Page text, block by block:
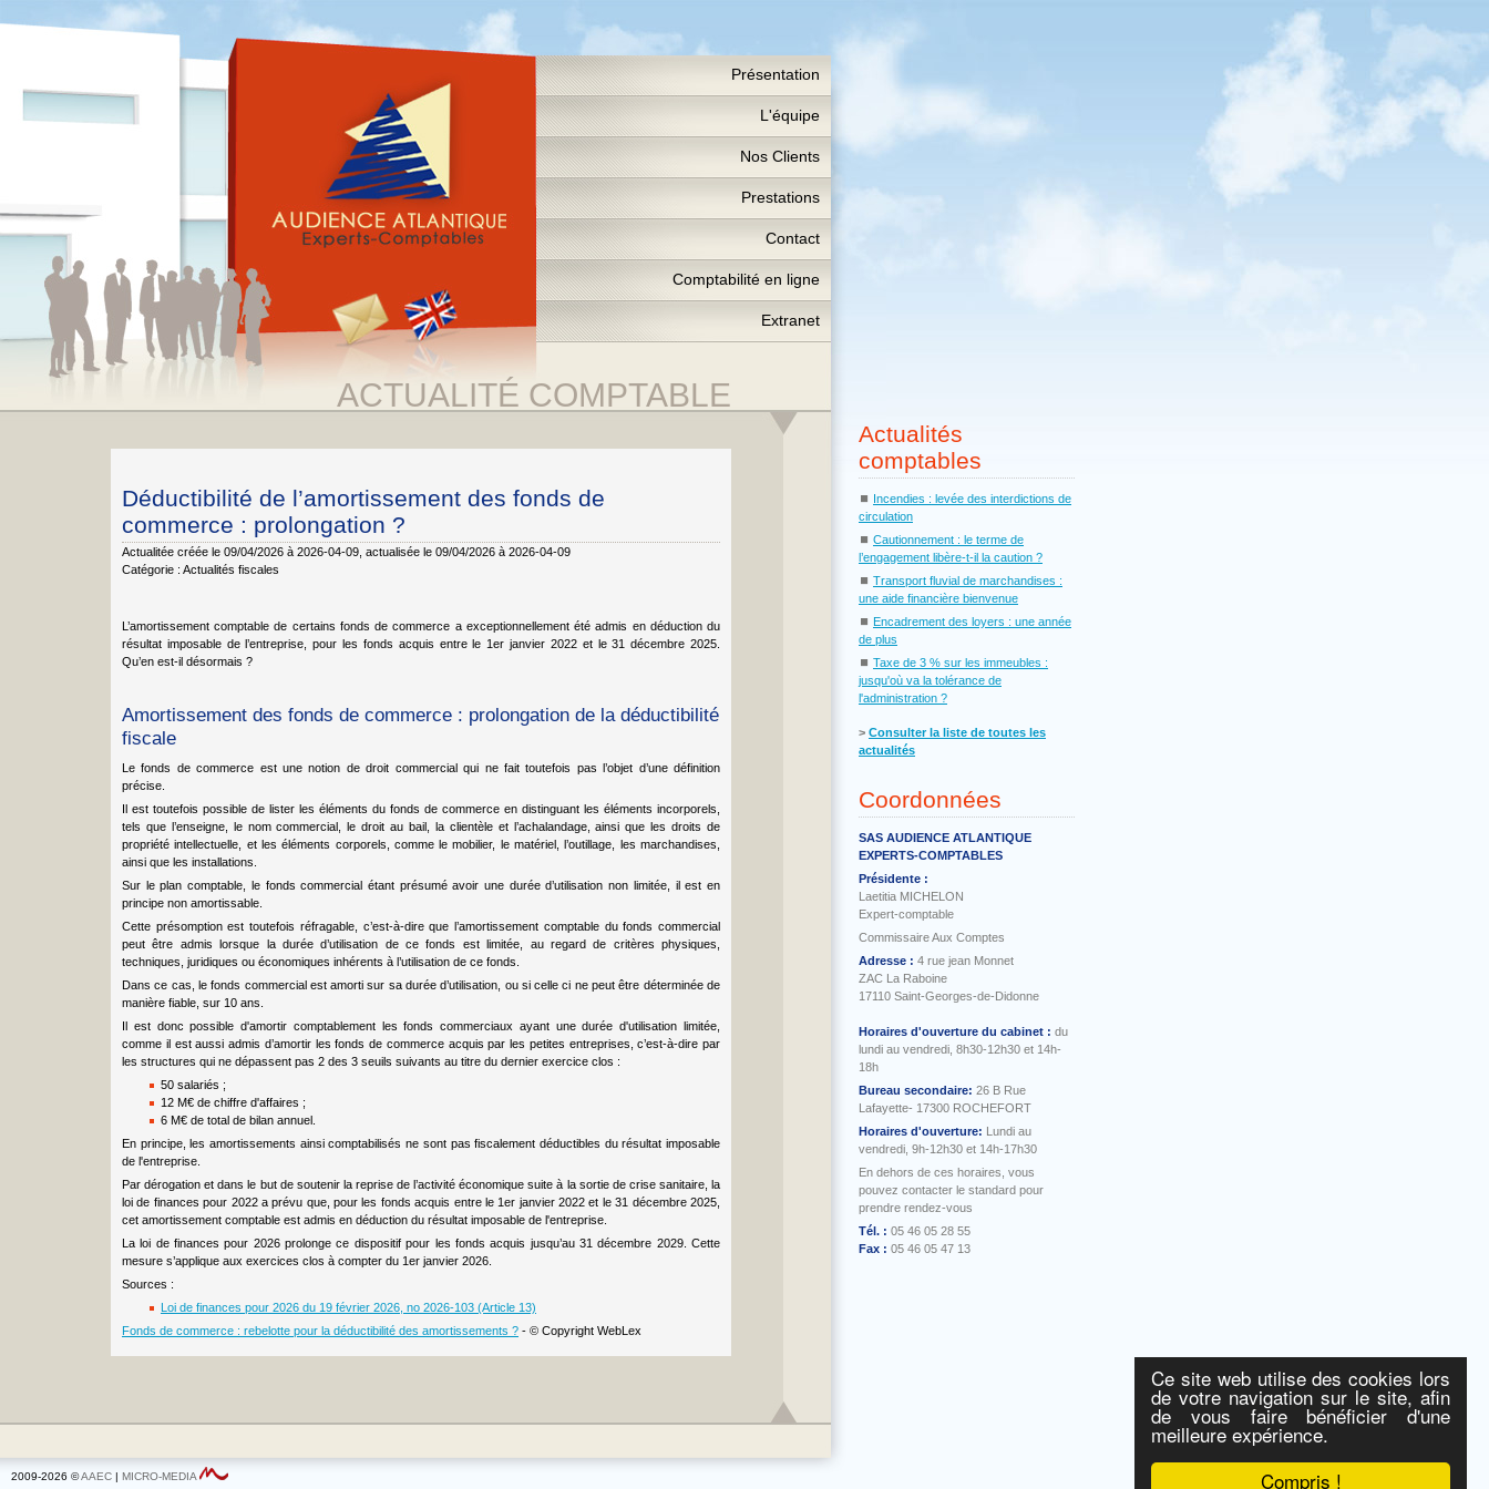
Compris !
Ce site web utilise des cookies lors
de votre navigation sur le site, afin
de vous faire bénéficier d'une
meilleure expérience.
Présentation
L'équipe
Nos Clients
Prestations
Contact
Comptabilité en ligne
Extranet
ACTUALITÉ COMPTABLE
Déductibilité de l’amortissement des fonds de
commerce : prolongation ?
Actualitée créée le 09/04/2026 à 2026-04-09 , actualisée le 09/04/2026 à 2026-04-09
Catégorie : Actualités fiscales
L’amortissement comptable de certains fonds de commerce a exceptionnellement été admis en déduction du
résultat imposable de l’entreprise, pour les fonds acquis entre le 1er janvier 2022 et le 31 décembre 2025.
Qu’en est-il désormais ?
Amortissement des fonds de commerce : prolongation de la déductibilité
fiscale
Le fonds de commerce est une notion de droit commercial qui ne fait toutefois pas l’objet d’une définition
précise.
Il est toutefois possible de lister les éléments du fonds de commerce en distinguant les éléments incorporels,
tels que l’enseigne, le nom commercial, le droit au bail, la clientèle et l’achalandage, ainsi que les droits de
propriété intellectuelle, et les éléments corporels, comme le mobilier, le matériel, l’outillage, les marchandises,
ainsi que les installations.
Sur le plan comptable, le fonds commercial étant présumé avoir une durée d’utilisation non limitée, il est en
principe non amortissable.
Cette présomption est toutefois réfragable, c’est-à-dire que l’amortissement comptable du fonds commercial
peut être admis lorsque la durée d’utilisation de ce fonds est limitée, au regard de critères physiques,
techniques, juridiques ou économiques inhérents à l’utilisation de ce fonds.
Dans ce cas, le fonds commercial est amorti sur sa durée d’utilisation, ou si celle ci ne peut être déterminée de
manière fiable, sur 10 ans.
Il est donc possible d'amortir comptablement les fonds commerciaux ayant une durée d'utilisation limitée,
comme il est aussi admis d’amortir les fonds de commerce acquis par les petites entreprises, c’est-à-dire par
les structures qui ne dépassent pas 2 des 3 seuils suivants au titre du dernier exercice clos :
50 salariés ;
12 M€ de chiffre d'affaires ;
6 M€ de total de bilan annuel.
En principe, les amortissements ainsi comptabilisés ne sont pas fiscalement déductibles du résultat imposable
de l'entreprise.
Par dérogation et dans le but de soutenir la reprise de l’activité économique suite à la sortie de crise sanitaire, la
loi de finances pour 2022 a prévu que, pour les fonds acquis entre le 1er janvier 2022 et le 31 décembre 2025,
cet amortissement comptable est admis en déduction du résultat imposable de l'entreprise.
La loi de finances pour 2026 prolonge ce dispositif pour les fonds acquis jusqu’au 31 décembre 2029. Cette
mesure s’applique aux exercices clos à compter du 1er janvier 2026.
Sources :
Loi de finances pour 2026 du 19 février 2026, no 2026-103 (Article 13)
Fonds de commerce : rebelotte pour la déductibilité des amortissements ? - © Copyright WebLex
Actualités
comptables
⏹ Incendies : levée des interdictions de
circulation
⏹ Cautionnement : le terme de
l’engagement libère-t-il la caution ?
⏹ Transport fluvial de marchandises :
une aide financière bienvenue
⏹ Encadrement des loyers : une année
de plus
⏹ Taxe de 3 % sur les immeubles :
jusqu'où va la tolérance de
l'administration ?
˃ Consulter la liste de toutes les
actualités
Coordonnées
SAS AUDIENCE ATLANTIQUE
EXPERTS-COMPTABLES
Présidente :
Laetitia MICHELON
Expert-comptable
Commissaire Aux Comptes
Adresse : 4 rue jean Monnet
ZAC La Raboine
17110 Saint-Georges-de-Didonne
Horaires d'ouverture du cabinet : du
lundi au vendredi, 8h30-12h30 et 14h-
18h
Bureau secondaire: 26 B Rue
Lafayette- 17300 ROCHEFORT
Horaires d'ouverture: Lundi au
vendredi, 9h-12h30 et 14h-17h30
En dehors de ces horaires, vous
pouvez contacter le standard pour
prendre rendez-vous
Tél. : 05 46 05 28 55
Fax : 05 46 05 47 13
2009-2026 ©AAEC | MICRO-MEDIA